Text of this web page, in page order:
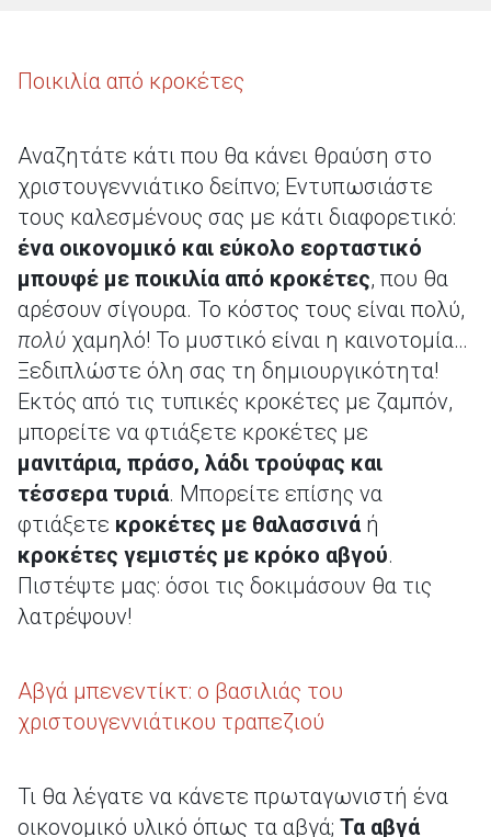
Ποικιλία από κροκέτες
Αναζητάτε κάτι που θα κάνει θραύση στο
χριστουγεννιάτικο δείπνο; Εντυπωσιάστε
τους καλεσμένους σας με κάτι διαφορετικό:
ένα οικονομικό και εύκολο εορταστικό
μπουφέ με ποικιλία από κροκέτες, που θα
αρέσουν σίγουρα. Το κόστος τους είναι πολύ,
πολύ χαμηλό! Το μυστικό είναι η καινοτομία…
Ξεδιπλώστε όλη σας τη δημιουργικότητα!
Εκτός από τις τυπικές κροκέτες με ζαμπόν,
μπορείτε να φτιάξετε κροκέτες με
μανιτάρια, πράσο, λάδι τρούφας και
τέσσερα τυριά. Μπορείτε επίσης να
φτιάξετε κροκέτες με θαλασσινά ή
κροκέτες γεμιστές με κρόκο αβγού.
Πιστέψτε μας: όσοι τις δοκιμάσουν θα τις
λατρέψουν!
Αβγά μπενεντίκτ: ο βασιλιάς του
χριστουγεννιάτικου τραπεζιού
Τι θα λέγατε να κάνετε πρωταγωνιστή ένα
οικονομικό υλικό όπως τα αβγά; Τα αβγά